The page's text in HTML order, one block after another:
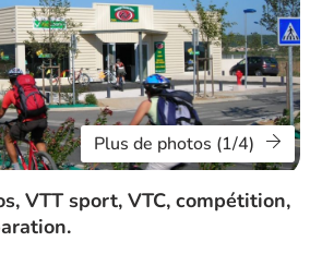
Plus de photos (1/4)
VTT sport, VTC, compétition,